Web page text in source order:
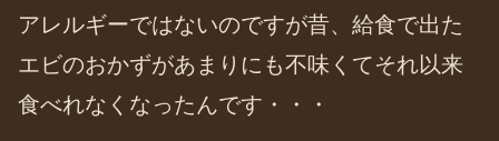
アレルギーではないのですが昔、給食で出た
エビのおかずがあまりにも不味くてそれ以来
食べれなくなったんです・・・